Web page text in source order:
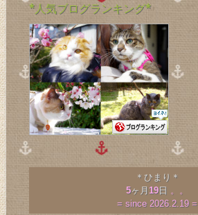
*人気ブログランキング*
＊ひまり＊
5ヶ月 19日 。。
= since 2026.2.19 =